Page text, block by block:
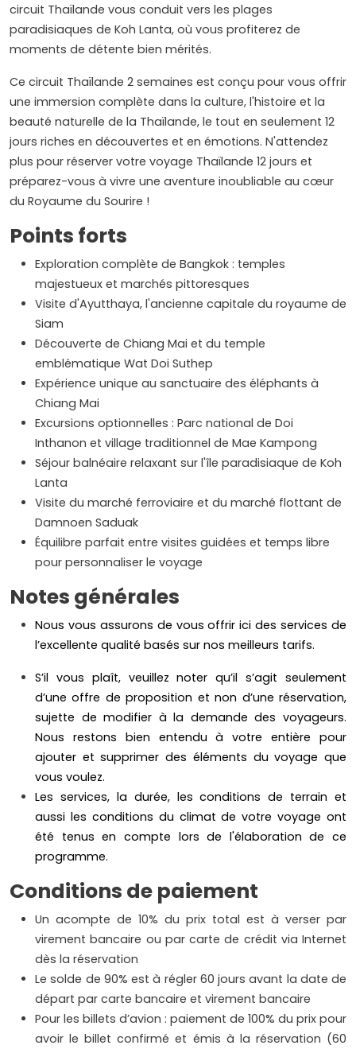
circuit Thaïlande vous conduit vers les plages
paradisiaques de Koh Lanta, où vous profiterez de
moments de détente bien mérités.
Ce circuit Thaïlande 2 semaines est conçu pour vous offrir
une immersion complète dans la culture, l'histoire et la
beauté naturelle de la Thaïlande, le tout en seulement 12
jours riches en découvertes et en émotions. N'attendez
plus pour réserver votre voyage Thaïlande 12 jours et
préparez-vous à vivre une aventure inoubliable au cœur
du Royaume du Sourire !
Points forts
Exploration complète de Bangkok : temples
majestueux et marchés pittoresques
Visite d'Ayutthaya, l'ancienne capitale du royaume de
Siam
Découverte de Chiang Mai et du temple
emblématique Wat Doi Suthep
Expérience unique au sanctuaire des éléphants à
Chiang Mai
Excursions optionnelles : Parc national de Doi
Inthanon et village traditionnel de Mae Kampong
Séjour balnéaire relaxant sur l'île paradisiaque de Koh
Lanta
Visite du marché ferroviaire et du marché flottant de
Damnoen Saduak
Équilibre parfait entre visites guidées et temps libre
pour personnaliser le voyage
Notes générales
Nous vous assurons de vous offrir ici des services de
l’excellente qualité basés sur nos meilleurs tarifs.
S’il vous plaît, veuillez noter qu’il s’agit seulement
d’une offre de proposition et non d’une réservation,
sujette de modifier à la demande des voyageurs.
Nous restons bien entendu à votre entière pour
ajouter et supprimer des éléments du voyage que
vous voulez.
Les services, la durée, les conditions de terrain et
aussi les conditions du climat de votre voyage ont
été tenus en compte lors de l'élaboration de ce
programme.
Conditions de paiement
Un acompte de 10% du prix total est à verser par
virement bancaire ou par carte de crédit via Internet
dès la réservation
Le solde de 90% est à régler 60 jours avant la date de
départ par carte bancaire et virement bancaire
Pour les billets d’avion : paiement de 100% du prix pour
avoir le billet confirmé et émis à la réservation (60